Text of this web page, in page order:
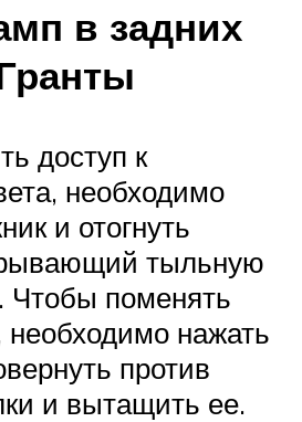
в задних
доступ к
необходимо
и отогнуть
тыльную
Чтобы поменять
нажать
против
и вытащить ее.